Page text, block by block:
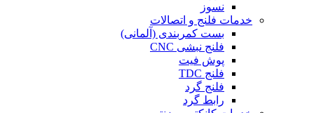
نسوز
خدمات فلنج و اتصالات
بست کمربندی (آلمانی)
فلنج نبشی CNC
پوش فیت
فلنج TDC
فلنج گرد
رابط گرد